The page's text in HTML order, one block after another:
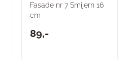
Fasade nr 7 Smijern 16
cm
89,-